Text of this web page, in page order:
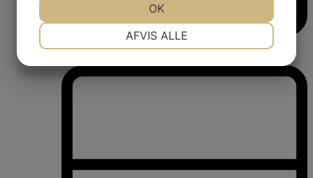
Vinkøleskabe
MARKETING STATISTIK
AFVIS ALLE
OK